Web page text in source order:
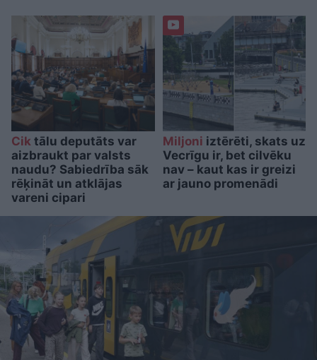
Cik tālu deputāts var
aizbraukt par valsts
naudu? Sabiedrība sāk
rēķināt un atklājas
vareni cipari
Miljoni iztērēti, skats uz
Vecrīgu ir, bet cilvēku
nav – kaut kas ir greizi
ar jauno promenādi